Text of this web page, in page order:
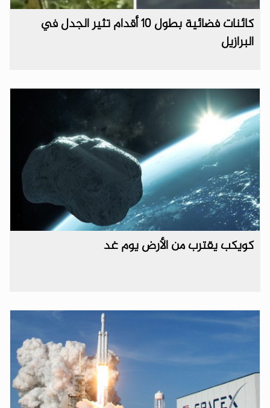
كائنات فضائية بطول 10 أقدام تثير الجدل في
البرازيل
كويكب يقترب من الأرض يوم غد